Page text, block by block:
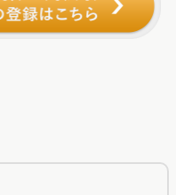
ずは無料版に登録して、
ね。